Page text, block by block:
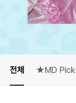
전체 ★MD